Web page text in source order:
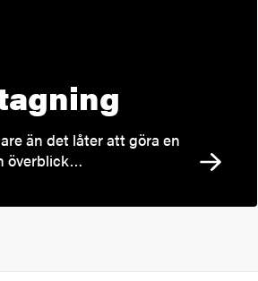
än det låter att göra en
överblick…